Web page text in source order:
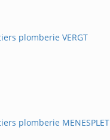
plomberie VERGT
plomberie MENESPLET